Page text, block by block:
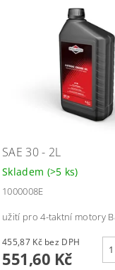
SAE 30 - 2L
Skladem (>5 ks)
1000008E
užití pro 4-taktní motory
455,87 Kč bez DPH
551,60 Kč